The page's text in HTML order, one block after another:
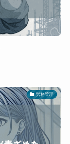
労務管理